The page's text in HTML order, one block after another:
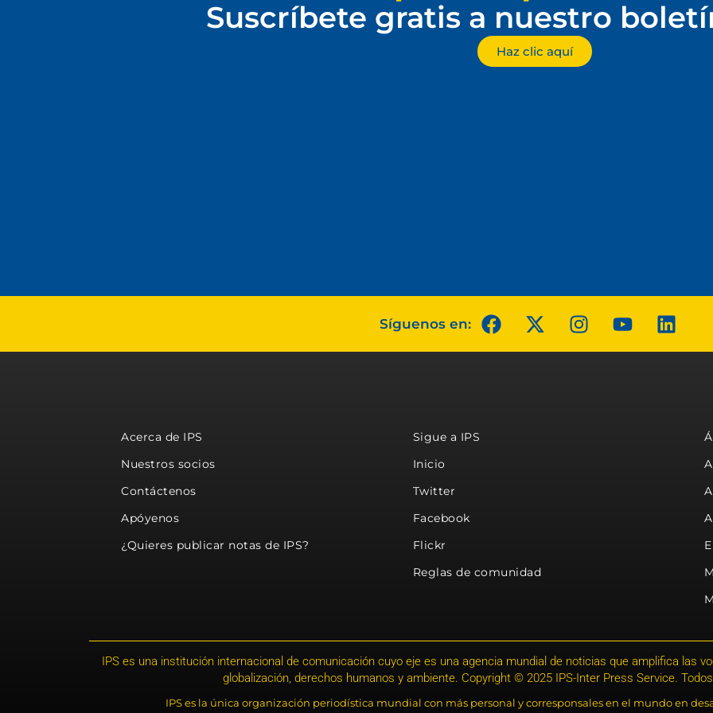
Suscríbete gratis a nuestro
Haz clic aquí
Síguenos en:
Acerca de IPS
Nuestros socios
Contáctenos
Apóyenos
¿Quieres publicar notas de IPS?
Sigue a IPS
Inicio
Twitter
Facebook
Flickr
Reglas de comunidad
IPS es una institución internacional de comunicación cuyo eje es una agencia mundial de noticias que amplifica las
globalización, derechos humanos y ambiente. Copyright © 2025 IPS-Inter Press Service.
IPS es la única organización periodística mundial con más personal y corresponsales en el mundo en